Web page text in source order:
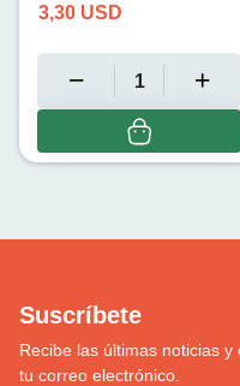
3,30 USD
Suscríbete
Recibe las últimas noticias
tu correo electrónico.